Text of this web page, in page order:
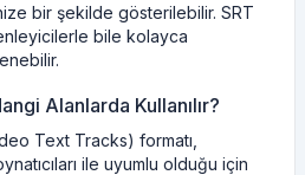
bir şekilde gösterilebilir. SRT
bile kolayca
Alanlarda Kullanılır?
Text Tracks) formatı,
ile uyumlu olduğu için